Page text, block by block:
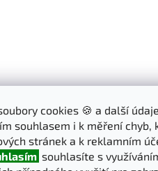
cookies 🍪 a další
souhlasem i k měření chyb,
stránek a k reklamním
souhlasíte s